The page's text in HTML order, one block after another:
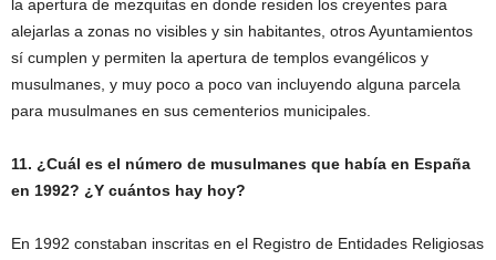
la apertura de mezquitas en donde residen los creyentes para
alejarlas a zonas no visibles y sin habitantes, otros Ayuntamientos
sí cumplen y permiten la apertura de templos evangélicos y
musulmanes, y muy poco a poco van incluyendo alguna parcela
para musulmanes en sus cementerios municipales.
11. ¿Cuál es el número de musulmanes que había en España
en 1992? ¿Y cuántos hay hoy?
En 1992 constaban inscritas en el Registro de Entidades Religiosas